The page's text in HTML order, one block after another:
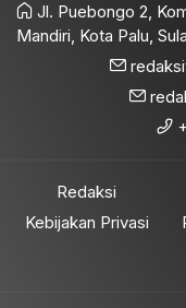
Jl. Puebongo 2,
Mandiri, Kota Palu,
Redaksi
Kebijakan Privasi